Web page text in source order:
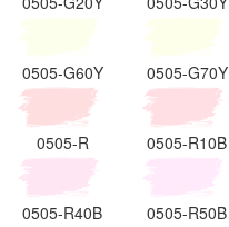
0505-G60Y 0505-G70Y
0505-R 0505-R10B
0505-R40B 0505-R50B